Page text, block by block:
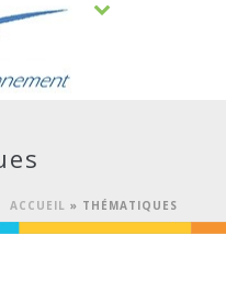
ACCUEIL » THÉMATIQUES